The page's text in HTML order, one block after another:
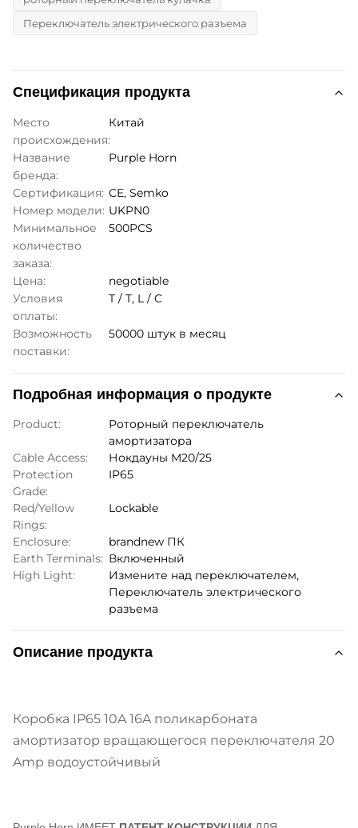
Переключатель электрического разъема
Спецификация продукта
Место
происхождения:
Китай
Название
бренда:
Purple Horn
Сертификация: CE, Semko
Номер модели: UKPN0
Минимальное
количество
заказа:
500PCS
Цена:
negotiable
Условия
оплаты:
T / T, L / C
Возможность
поставки:
50000 штук в месяц
Подробная информация о продукте
Product:
Роторный переключатель
амортизатора
Cable Access:
Нокдауны M20/25
Protection
Grade:
IP65
Red/Yellow
Rings:
Lockable
Enclosure:
brandnew ПК
Earth Terminals: Включенный
High Light:
Измените над переключателем,
Переключатель электрического
разъема
Описание продукта
Коробка IP65 10A 16A поликарбоната
амортизатор вращающегося переключателя 20
Amp водоустойчивый